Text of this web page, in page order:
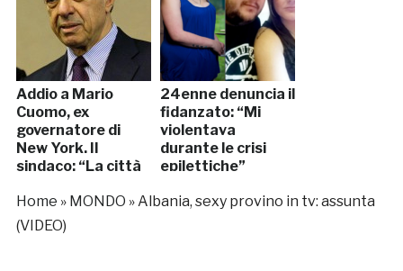
Addio a Mario
Cuomo, ex
governatore di
New York. Il
sindaco: “La città
24enne denuncia il
fidanzato: “Mi
violentava
durante le crisi
epilettiche”
Home » MONDO »Albania, sexy provino in tv: assunta
(VIDEO)